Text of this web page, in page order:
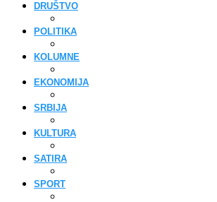
DRUŠTVO
POLITIKA
KOLUMNE
EKONOMIJA
SRBIJA
KULTURA
SATIRA
SPORT